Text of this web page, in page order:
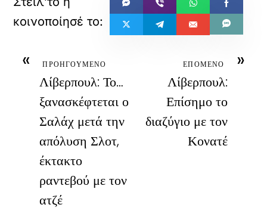
« ΠΡΟΗΓΟΥΜΕΝΟ
Λίβερπουλ: Το…
ξανασκέφτεται ο
Σαλάχ μετά την
απόλυση Σλοτ,
έκτακτο
ραντεβού με τον
ατζέ
»
ΕΠΟΜΕΝΟ
Λίβερπουλ:
Επίσημο το
διαζύγιο με τον
Κονατέ